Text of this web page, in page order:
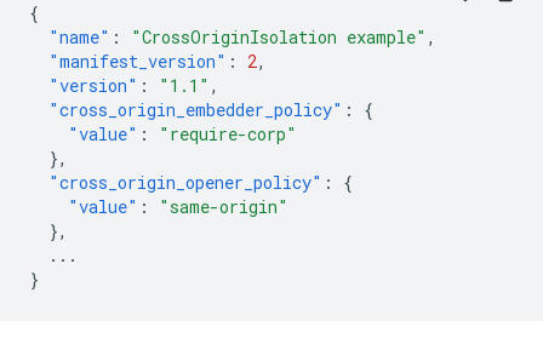
{
"name" : "CrossOriginIsolation example" ,
"manifest_version" : 2,
"version" : "1.1" ,
"cross_origin_embedder_policy" :
{
"value" :
"require-corp"
},
"cross_origin_opener_policy" :
{
"value" :
"same-origin"
},
...
}